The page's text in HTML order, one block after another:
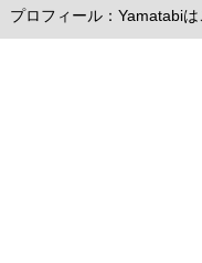
プロフィール：Yamatabi